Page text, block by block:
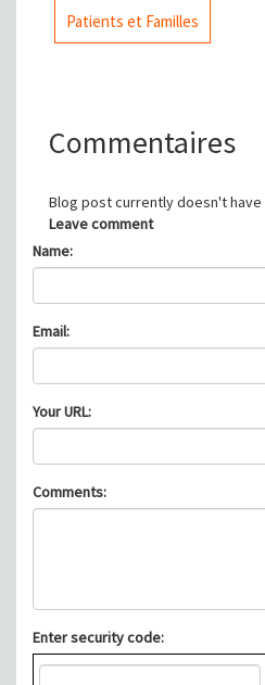
Patients et Familles
Commentaires
Blog post currently doesn't have
Leave comment
Name:
Email:
Your URL:
Comments:
Enter security code: